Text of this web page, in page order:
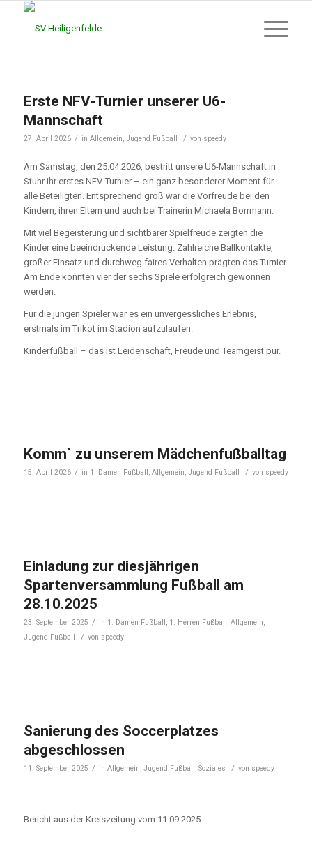
Erste NFV-Turnier unserer U6-
Mannschaft
27. April 2026 / in Allgemein, Jugend Fußball / von speedy
Am Samstag, den 25.04.2026, bestritt unsere U6-Mannschaft in
Stuhr ihr erstes NFV-Turnier – ein ganz besonderer Moment für
alle Beteiligten. Entsprechend groß war die Vorfreude bei den
Kindern, ihren Eltern und auch bei Trainerin Michaela Borrmann.
Mit viel Begeisterung und sichtbarer Spielfreude zeigten die
Kinder eine beeindruckende Leistung. Zahlreiche Ballkontakte,
großer Einsatz und durchweg faires Verhalten prägten das Turnier.
Am Ende konnten vier der sechs Spiele erfolgreich gewonnen
werden.
Für die jungen Spieler war es ein unvergessliches Erlebnis,
erstmals im Trikot im Stadion aufzulaufen.
Kinderfußball – das ist Leidenschaft, Freude und Teamgeist pur.
Komm` zu unserem Mädchenfußballtag
15. April 2026 / in 1. Damen Fußball , Allgemein, Jugend Fußball / von speedy
Einladung zur diesjährigen
Spartenversammlung Fußball am
28.10.2025
23. September 2025 / in 1. Damen Fußball , 1. Herren Fußball , Allgemein,
Jugend Fußball
/ von speedy
Sanierung des Soccerplatzes
abgeschlossen
11. September 2025 / in Allgemein, Jugend Fußball , Soziales / von speedy
Bericht aus der Kreiszeitung vom 11.09.2025